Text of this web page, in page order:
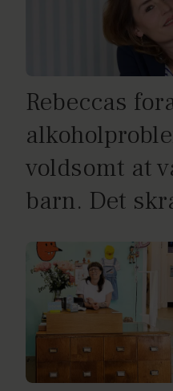
Rebeccas
voldsomt at
barn. Det